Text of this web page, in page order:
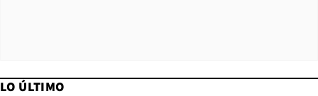
LO ÚLTIMO